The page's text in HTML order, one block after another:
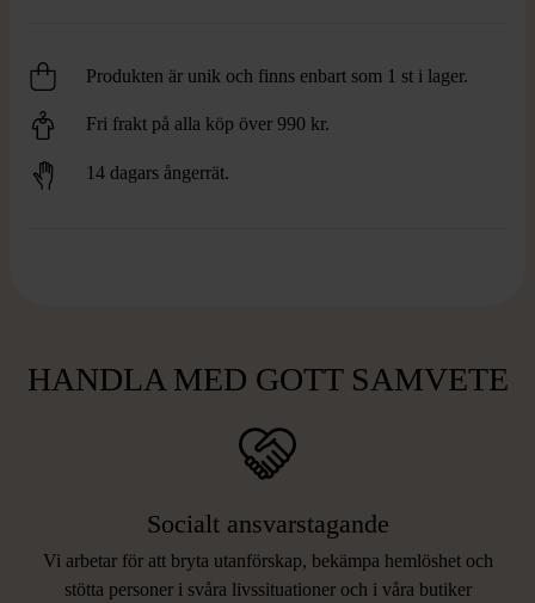
Produkten är unik och finns enbart som 1 st i lager.
Fri frakt på alla köp över 990 kr.
14 dagars ångerrät.
HANDLA MED GOTT SAMVETE
Socialt ansvarstagande
Vi arbetar för att bryta utanförskap, bekämpa hemlöshet och
stötta personer i svåra livssituationer och i våra butiker